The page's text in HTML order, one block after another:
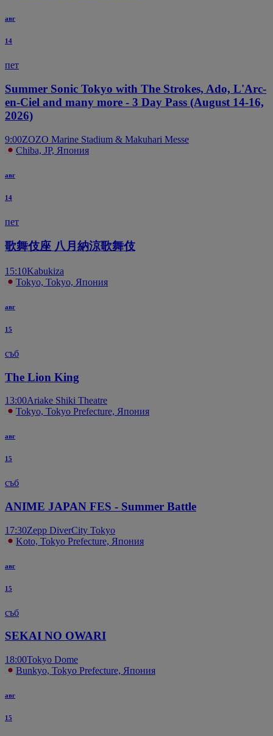
авг
14
пет
Summer Sonic Tokyo with The Strokes, Ado, L'Arc-
en-Ciel and many more - 3 Day Pass (August 14-16,
2026)
9:00ZOZO Marine Stadium & Makuhari Messe
Chiba, JP, Япония
авг
14
пет
歌舞伎座 八月納涼歌舞伎
15:10Kabukiza
Tokyo, Tokyo, Япония
авг
15
съб
The Lion King
13:00Ariake Shiki Theatre
Tokyo, Tokyo Prefecture, Япония
авг
15
съб
ANIME JAPAN FES - Summer Battle
17:30Zepp DiverCity Tokyo
Koto, Tokyo Prefecture, Япония
авг
15
съб
SEKAI NO OWARI
18:00Tokyo Dome
Bunkyo, Tokyo Prefecture, Япония
авг
15